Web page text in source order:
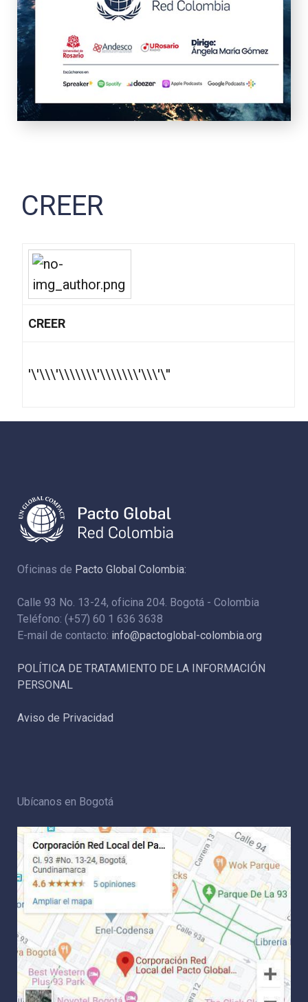
CREER
CREER
'\'\\\'\\\\\\\'\\\\\\\'\\\'\''
Oficinas de Pacto Global Colombia:
Calle 93 No. 13-24, oficina 204. Bogotá - Colombia
Teléfono: (+57) 60 1 636 3638
E-mail de contacto: info@pactoglobal-colombia.org
POLÍTICA DE TRATAMIENTO DE LA INFORMACIÓN
PERSONAL
Aviso de Privacidad
Ubícanos en Bogotá